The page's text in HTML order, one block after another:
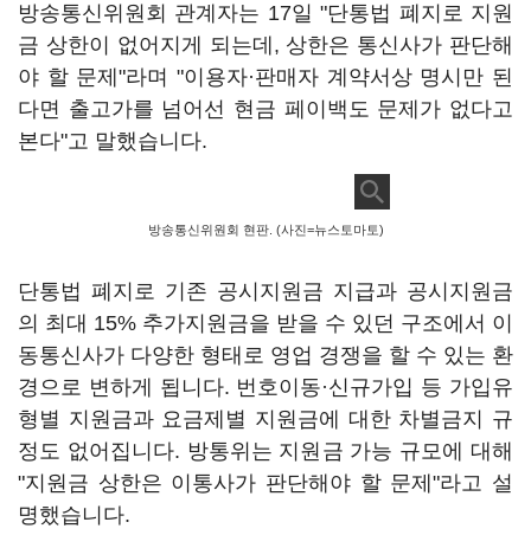
방송통신위원회 관계자는 17일 "단통법 폐지로 지원
금 상한이 없어지게 되는데, 상한은 통신사가 판단해
야 할 문제"라며 "이용자·판매자 계약서상 명시만 된
다면 출고가를 넘어선 현금 페이백도 문제가 없다고
본다"고 말했습니다.
방송통신위원회 현판. (사진=뉴스토마토)
단통법 폐지로 기존 공시지원금 지급과 공시지원금
의 최대 15% 추가지원금을 받을 수 있던 구조에서 이
동통신사가 다양한 형태로 영업 경쟁을 할 수 있는 환
경으로 변하게 됩니다. 번호이동·신규가입 등 가입유
형별 지원금과 요금제별 지원금에 대한 차별금지 규
정도 없어집니다. 방통위는 지원금 가능 규모에 대해
"지원금 상한은 이통사가 판단해야 할 문제"라고 설
명했습니다.